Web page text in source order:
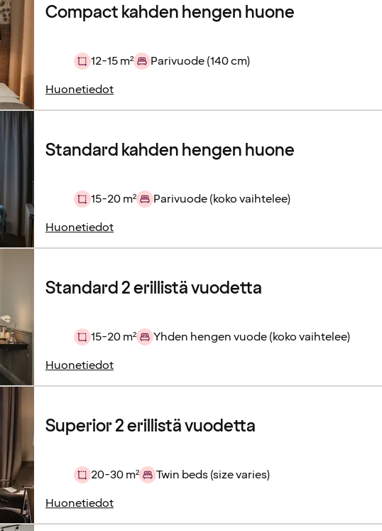
Compact kahden hengen huone
12-15 m²
Parivuode (140 cm)
Huonetiedot
Standard kahden hengen huone
15-20 m²
Parivuode (koko vaihtelee)
Huonetiedot
Standard 2 erillistä vuodetta
15-20 m²
Yhden hengen vuode (koko vaihtelee)
Huonetiedot
Superior 2 erillistä vuodetta
20-30 m²
Twin beds (size varies)
Huonetiedot